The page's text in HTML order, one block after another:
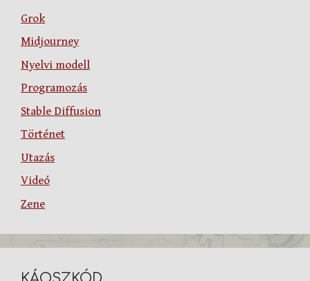
Grok
Midjourney
Nyelvi modell
Programozás
Stable Diffusion
Történet
Utazás
Videó
Zene